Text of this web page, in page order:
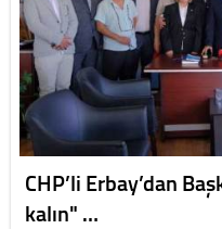
CHP’li Erbay’dan
kalın" …